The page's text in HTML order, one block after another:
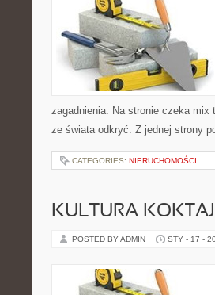
zagadnienia. Na stronie czeka
ze świata odkryć. Z jednej strony
CATEGORIES: NIERUCHOMOŚCI
KULTURA
POSTED BY ADMIN STY - 17 -